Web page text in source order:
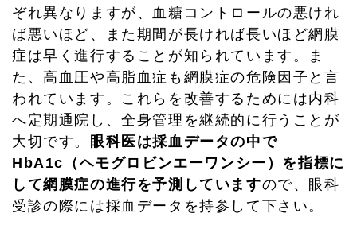
ぞれ異なりますが、血糖コントロールの悪けれ
ば悪いほど、また期間が長ければ長いほど網膜
症は早く進行することが知られています。ま
た、高血圧や高脂血症も網膜症の危険因子と言
われています。これらを改善するためには内科
へ定期通院し、全身管理を継続的に行うことが
大切です。
眼科医は採血データの中で
HbA1c（ヘモグロビンエーワンシー）を指標に
して網膜症の進行を予測していますので、眼科
受診の際には採血データを持参して下さい。